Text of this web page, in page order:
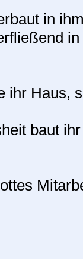
in
ihr Haus,
baut